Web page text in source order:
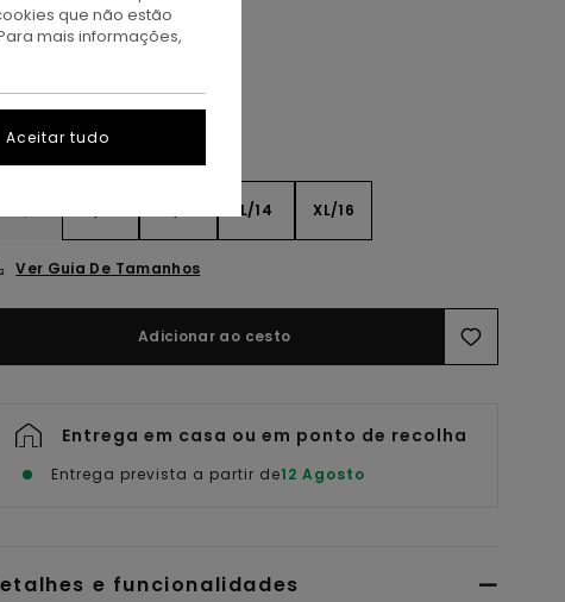
Oat Milk
L/14 XL/16
Ver Guia De Tamanhos
Adicionar ao cesto
Entrega em casa ou em ponto de recolha
Entrega prevista a partir de12 Agosto
e funcionalidades
que não estão
mais informações,
Aceitar tudo